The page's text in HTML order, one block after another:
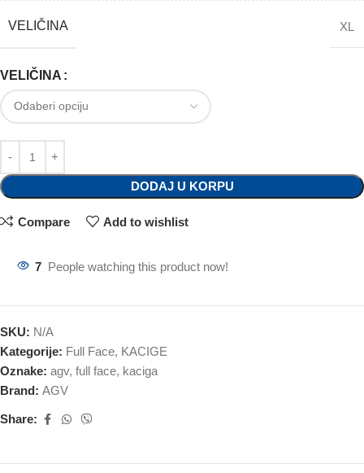
VELIČINA XL
VELIČINA
DODAJ U KORPU
Compare Add to wishlist
7 People watching this product now!
SKU: N/A
Kategorije: Full Face, KACIGE
Oznake: agv, full face, kaciga
Brand: AGV
Share: